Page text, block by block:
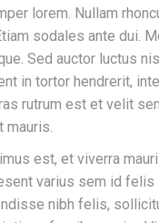
lorem. Nullam
sodales ante dui.
Sed auctor luctus
in tortor hendrerit,
rutrum est et velit
mauris.
est, et viverra
varius sem id
nibh felis,